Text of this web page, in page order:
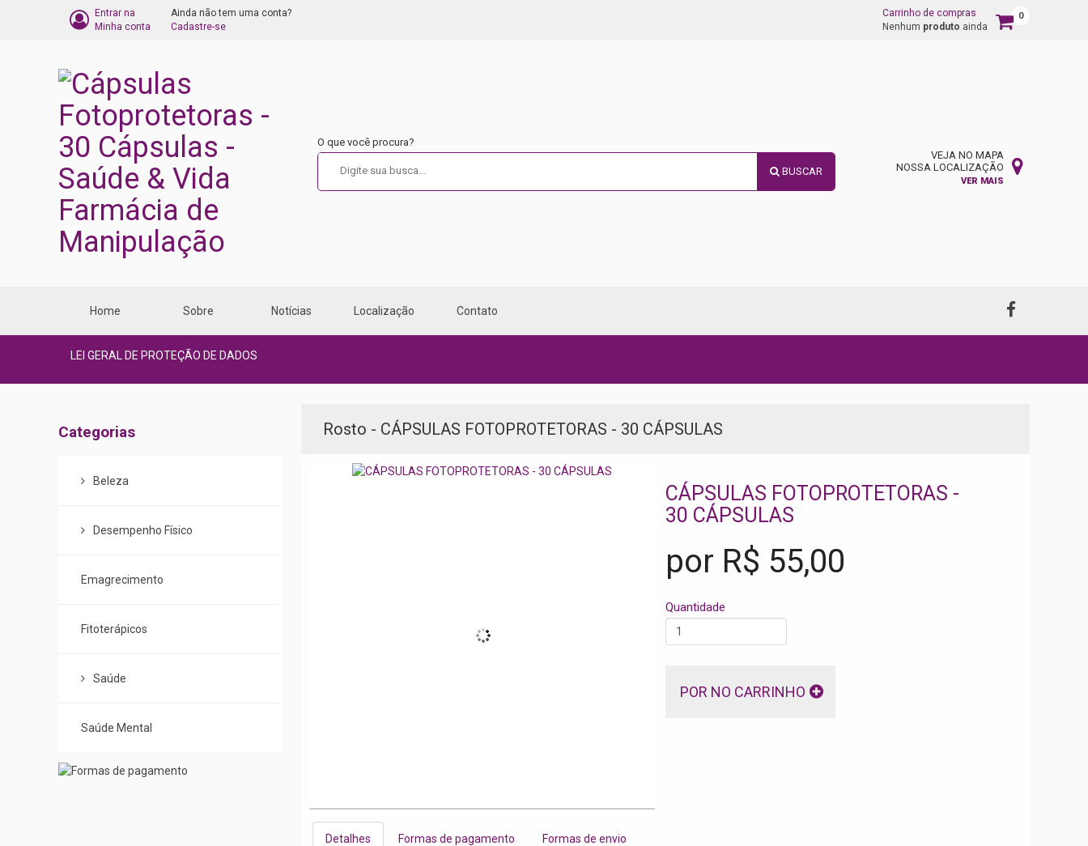
Entrar na
Minha conta
Ainda não tem uma conta?
Cadastre-se
Carrinho
Carrinho de compras
Nenhum produto ainda
0
O que você procura?
BUSCAR
VEJA NO MAPA
NOSSA LOCALIZAÇÃO
VER MAIS
Home Sobre Notícias Localização Contato
LEI GERAL DE PROTEÇÃO DE DADOS
Categorias
Menu
Categorias
Beleza
Desempenho Físico
Emagrecimento
Fitoterápicos
Saúde
Saúde Mental
Rosto - CÁPSULAS FOTOPROTETORAS - 30 CÁPSULAS
CÁPSULAS FOTOPROTETORAS -
30 CÁPSULAS
por R$ 55,00
Quantidade
POR NO CARRINHO
Detalhes Formas de pagamento Formas de envio